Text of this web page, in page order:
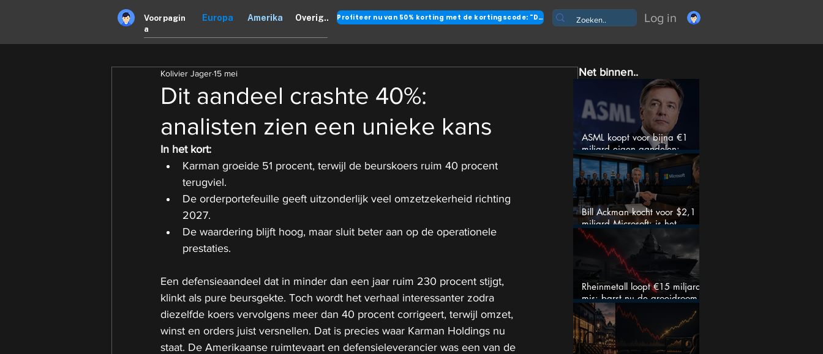
Voorpagin
a
Europa Amerika Overig.. Profiteer nu van 50% korting met de kortingscode: "DANK" Log in
Dit aandeel crashte 40%:
analisten zien een unieke kans
Kolivier Jager15 mei
In het kort:
Karman groeide 51 procent, terwijl de beurskoers ruim 40 procent
terugviel.
De orderportefeuille geeft uitzonderlijk veel omzetzekerheid richting
2027.
De waardering blijft hoog, maar sluit beter aan op de operationele
prestaties.
Een defensieaandeel dat in minder dan een jaar ruim 230 procent stijgt,
klinkt als pure beursgekte. Toch wordt het verhaal interessanter zodra
diezelfde koers vervolgens meer dan 40 procent corrigeert, terwijl omzet,
winst en orders juist versnellen. Dat is precies waar Karman Holdings nu
staat. De Amerikaanse ruimtevaart en defensieleverancier was een van de
Net binnen..
ASML koopt voor bijna €1
miljard eigen aandelen:
slimme zet of dure timing?
Bill Ackman kocht voor $2,1
miljard Microsoft: is het
aandeel na de koerssprong
nog aantrekkelijk?
Rheinmetall loopt €15 miljard
mis: barst nu de groeidroom
van het defensiebedrijf?